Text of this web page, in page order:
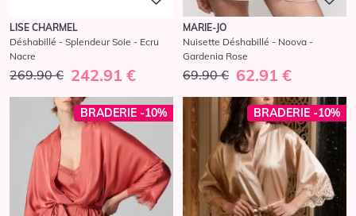
LISE CHARMEL
Déshabillé - Splendeur Soie - Ecru
Nacre
269.90 € 242.91 €
MARIE-JO
Nuisette Déshabillé - Noova -
Gardenia Rose
69.90 € 62.91 €
BRADERIE -10% BRADERIE -10%